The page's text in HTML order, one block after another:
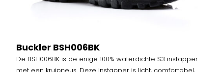
Buckler BSH006BK
De BSH006BK is de enige 100% waterdichte S3 instapper